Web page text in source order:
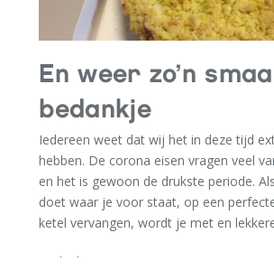
En weer zo’n
bedankje
Iedereen weet dat wij het in deze tijd
hebben. De corona eisen vragen veel
en het is gewoon de drukste periode.
doet waar je voor staat, op een
ketel vervangen, wordt je met en
Bedankt!